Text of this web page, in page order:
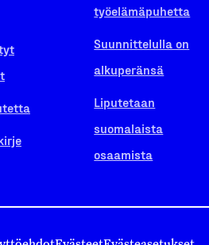
työelämäpuhetta
Suunnittelulla on
alkuperänsä
Liputetaan
suomalaista
osaamista